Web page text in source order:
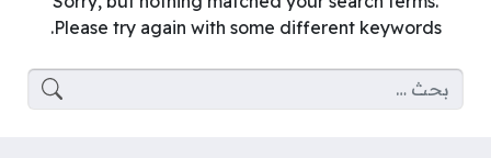
Please try again with some different keywords.